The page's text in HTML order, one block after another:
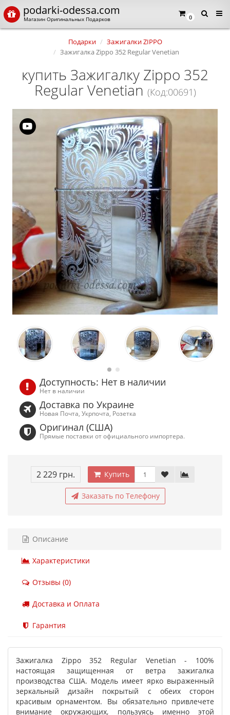
0
podarki-odessa.com
Магазин Оригинальных Подарков
Подарки
Зажигалки ZIPPO
Зажигалка Zippo 352 Regular Venetian
купить Зажигалку Zippo 352
Regular Venetian (Код:00691)
Доступность: Нет в наличии
Нет в наличии
Доставка по Украине
Новая Почта, Укрпочта, Розетка
Оригинал (США)
Прямые поставки от официального импортера.
2 229 грн. Купить
Заказать по Телефону
Описание
Характеристики
Отзывы (0)
Доставка и Оплата
Гарантия
Зажигалка Zippo 352 Regular Venetian - 100%
настоящая защищенная от ветра зажигалка
производства США. Модель имеет ярко выраженный
зеркальный дизайн покрытый с обеих сторон
красивым орнаментом. Вы обязательно привлечете
внимание окружающих, пользуясь именно этой